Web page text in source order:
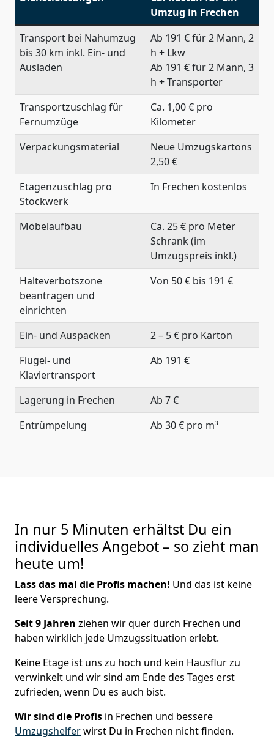
Umzug in Frechen
Transport bei Nahumzug
bis 30 km inkl. Ein- und
Ausladen
Ab 191 € für 2 Mann, 2
h + Lkw
Ab 191 € für 2 Mann, 3
h + Transporter
Transportzuschlag für
Fernumzüge
Ca. 1,00 € pro
Kilometer
Verpackungsmaterial
Neue Umzugskartons
2,50 €
Etagenzuschlag pro
Stockwerk
In Frechen kostenlos
Möbelaufbau
Ca. 25 € pro Meter
Schrank (im
Umzugspreis inkl.)
Halteverbotszone
beantragen und
einrichten
Von 50 € bis 191 €
Ein- und Auspacken
2 – 5 € pro Karton
Flügel- und
Klaviertransport
Ab 191 €
Lagerung in Frechen
Ab 7 €
Entrümpelung
Ab 30 € pro m³
In nur 5 Minuten erhältst Du ein
individuelles Angebot – so zieht man
heute um!
Lass das mal die Profis machen! Und das ist keine
leere Versprechung.
Seit 9 Jahren ziehen wir quer durch Frechen und
haben wirklich jede Umzugssituation erlebt.
Keine Etage ist uns zu hoch und kein Hausflur zu
verwinkelt und wir sind am Ende des Tages erst
zufrieden, wenn Du es auch bist.
Wir sind die Profis in Frechen und bessere
Umzugshelferwirst Du in Frechen nicht finden.